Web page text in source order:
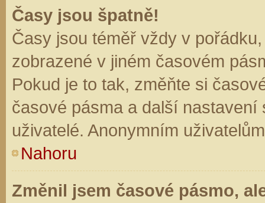
Časy jsou špatně!
Časy jsou téměř vždy v
zobrazené v jiném časovém
Pokud je to tak, změňte si
časové pásma a další
uživatelé. Anonymním
Nahoru
Změnil jsem časové pásmo,